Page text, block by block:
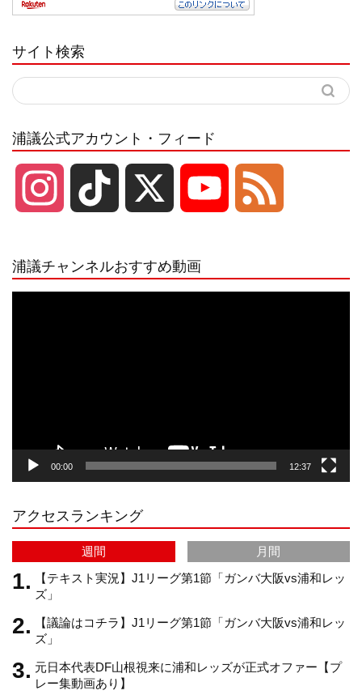
サイト検索
浦議公式アカウント・フィード
r
a
m
e
C
h
a
n
浦議チャンネルおすすめ動画
00:00 12:37
アクセスランキング
週間
月間
【テキスト実況】J1リーグ第1節「ガンバ大阪vs浦和レッ
ズ」
【議論はコチラ】J1リーグ第1節「ガンバ大阪vs浦和レッ
ズ」
元日本代表DF山根視来に浦和レッズが正式オファー【プ
レー集動画あり】